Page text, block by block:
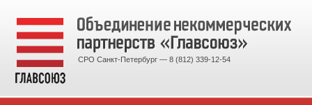
СРО Санкт-Петербург — 8 (812) 339-12-54